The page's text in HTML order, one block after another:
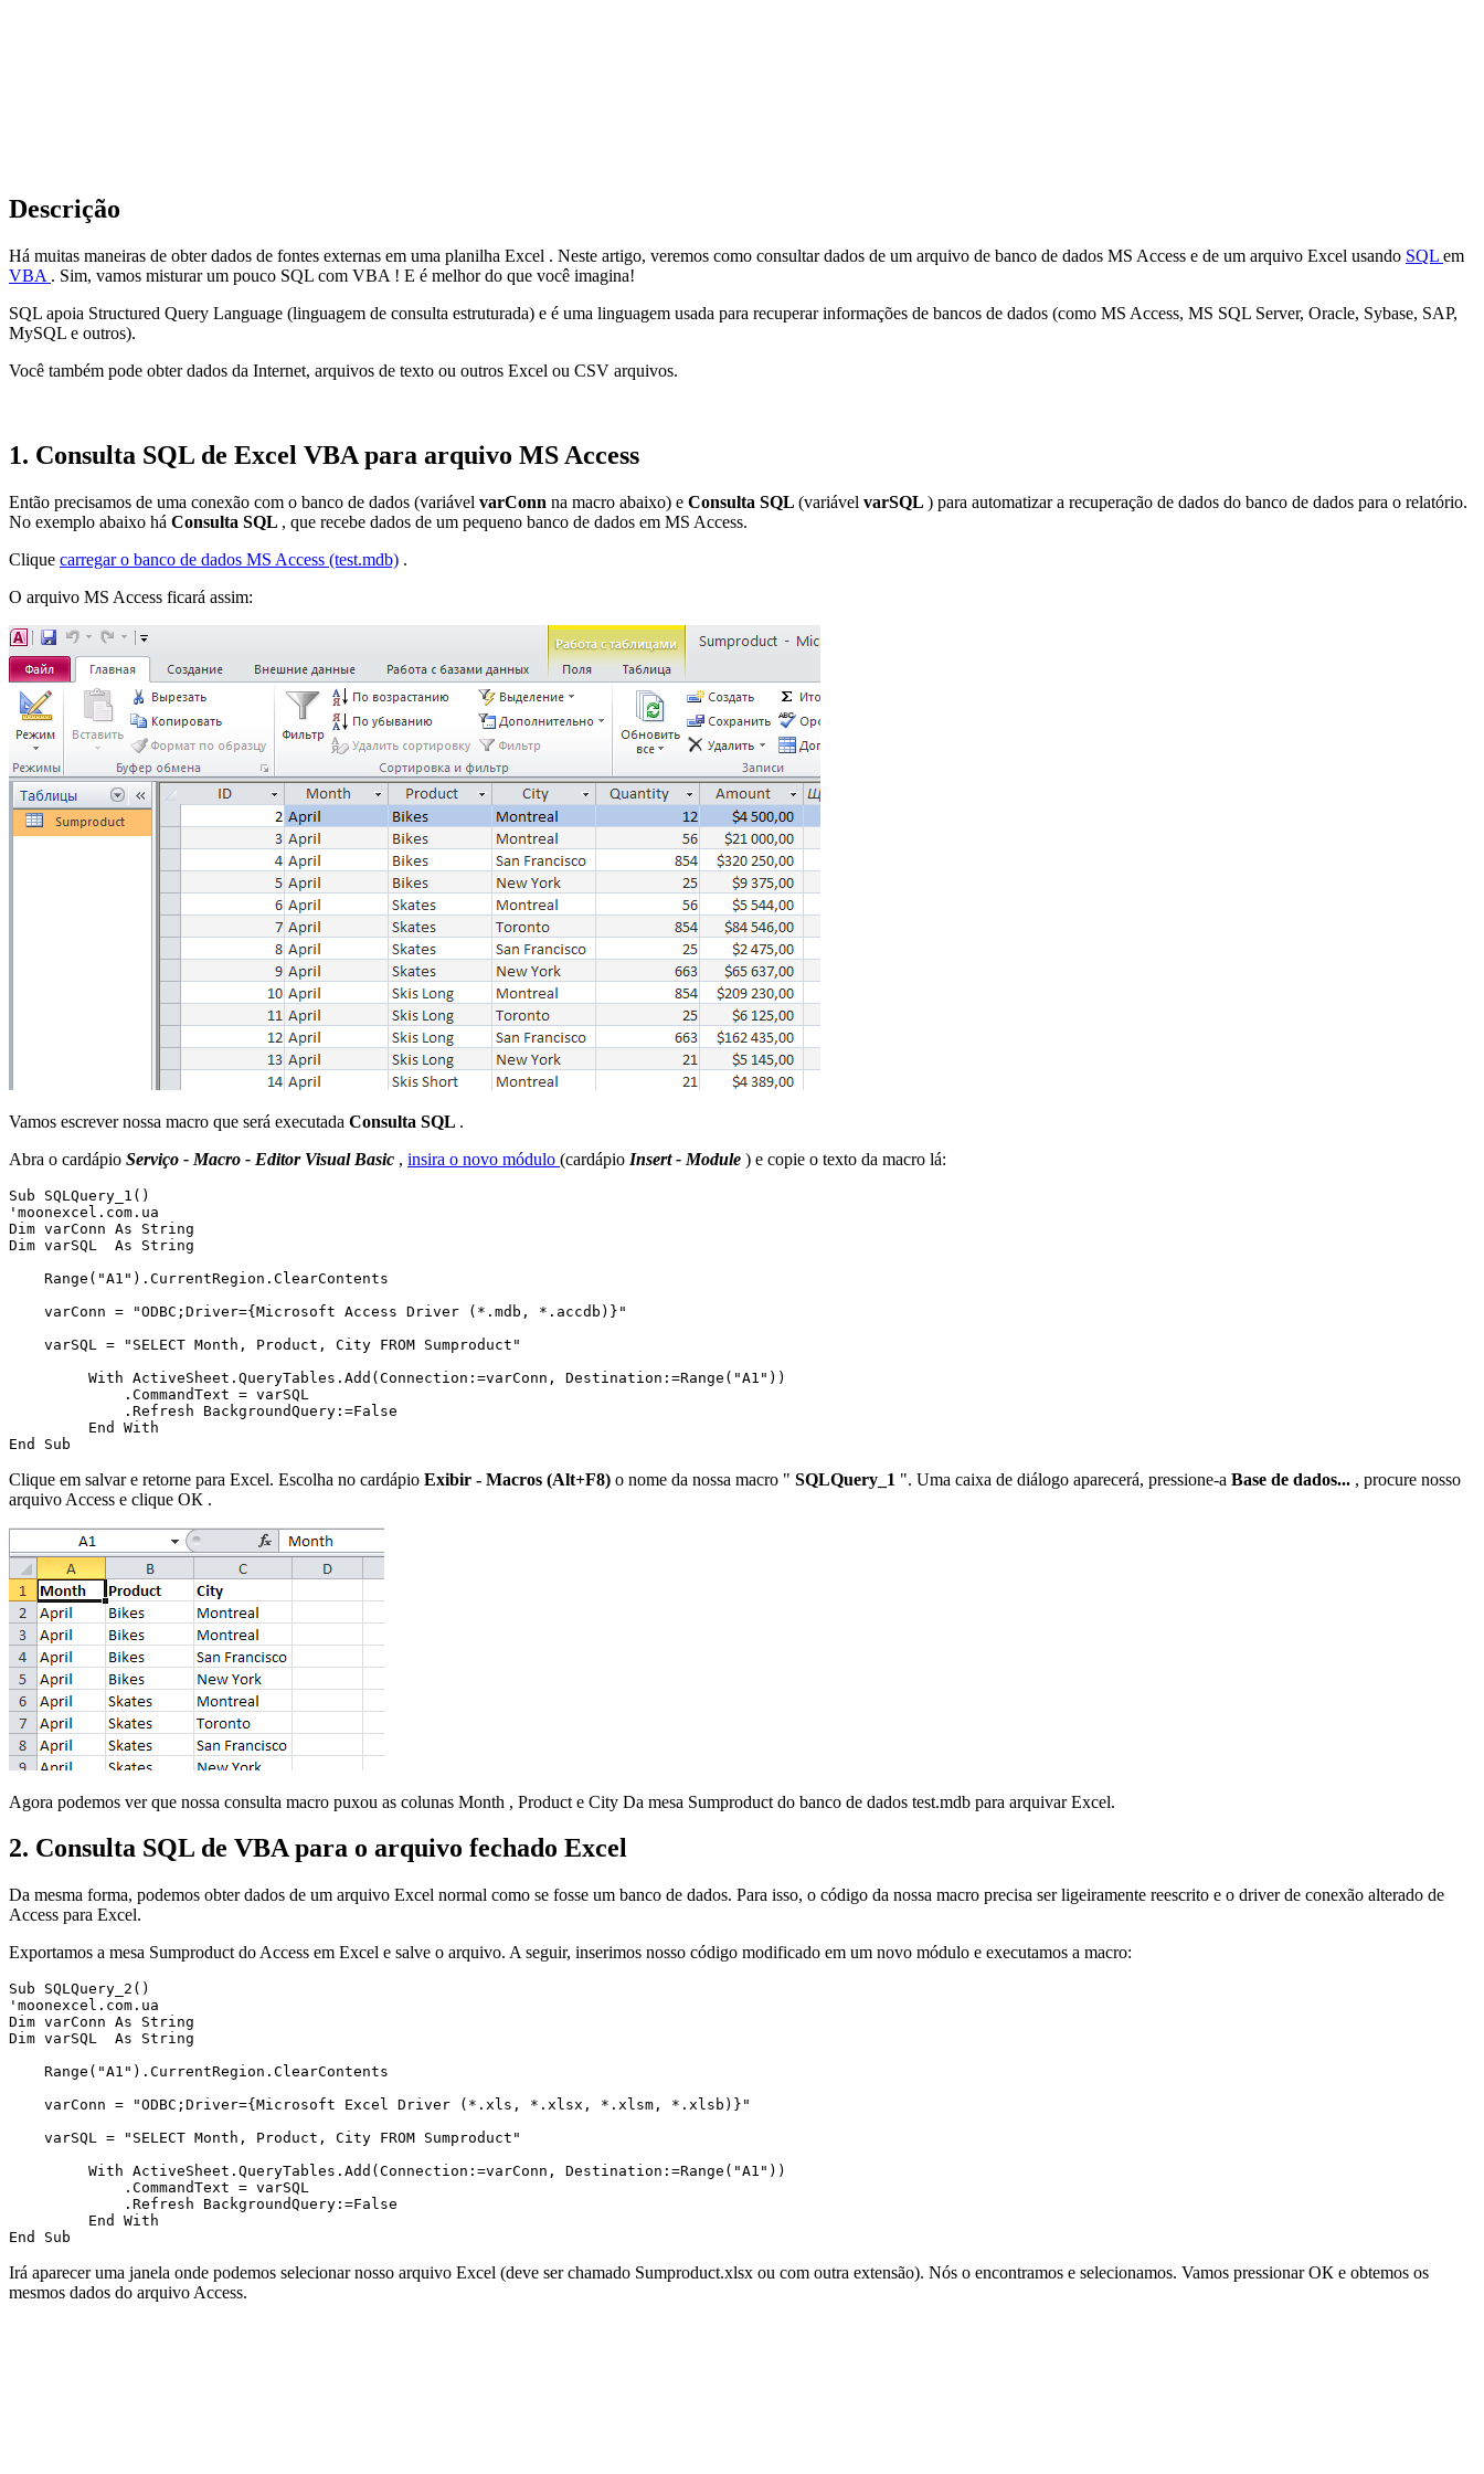
Descrição
Há muitas maneiras de obter dados de fontes externas em uma planilha Excel . Neste artigo, veremos como consultar dados de um arquivo de banco de dados MS Access e de um arquivo Excel usando SQL em
VBA . Sim, vamos misturar um pouco SQL com VBA ! E é melhor do que você imagina!
SQL apoia Structured Query Language (linguagem de consulta estruturada) e é uma linguagem usada para recuperar informações de bancos de dados (como MS Access, MS SQL Server, Oracle, Sybase, SAP,
MySQL e outros).
Você também pode obter dados da Internet, arquivos de texto ou outros Excel ou CSV arquivos.
1. Consulta SQL de Excel VBA para arquivo MS Access
Então precisamos de uma conexão com o banco de dados (variável varConn na macro abaixo) e Consulta SQL (variável varSQL ) para automatizar a recuperação de dados do banco de dados para o relatório.
No exemplo abaixo há Consulta SQL , que recebe dados de um pequeno banco de dados em MS Access.
Clique carregar o banco de dados MS Access (test.mdb) .
O arquivo MS Access ficará assim:
Vamos escrever nossa macro que será executada Consulta SQL .
Abra o cardápio Serviço - Macro - Editor Visual Basic , insira o novo módulo (cardápio Insert - Module ) e copie o texto da macro lá:
Sub SQLQuery_1()
'moonexcel.com.ua
Dim varConn As String
Dim varSQL  As String
    Range("A1").CurrentRegion.ClearContents
    varConn = "ODBC;Driver={Microsoft Access Driver (*.mdb, *.accdb)}"
    varSQL = "SELECT Month, Product, City FROM Sumproduct"
         With ActiveSheet.QueryTables.Add(Connection:=varConn, Destination:=Range("A1"))
             .CommandText = varSQL
             .Refresh BackgroundQuery:=False
         End With
Clique em salvar e retorne para Excel. Escolha no cardápio Exibir - Macros (Alt+F8) o nome da nossa macro " SQLQuery_1 ". Uma caixa de diálogo aparecerá, pressione-a Base de dados... , procure nosso
arquivo Access e clique ОК .
Agora podemos ver que nossa consulta macro puxou as colunas Month , Product e City Da mesa Sumproduct do banco de dados test.mdb para arquivar Excel.
2. Consulta SQL de VBA para o arquivo fechado Excel
Da mesma forma, podemos obter dados de um arquivo Excel normal como se fosse um banco de dados. Para isso, o código da nossa macro precisa ser ligeiramente reescrito e o driver de conexão alterado de
Access para Excel.
Exportamos a mesa Sumproduct do Access em Excel e salve o arquivo. A seguir, inserimos nosso código modificado em um novo módulo e executamos a macro:
Sub SQLQuery_2()
'moonexcel.com.ua
Dim varConn As String
Dim varSQL  As String
    Range("A1").CurrentRegion.ClearContents
    varConn = "ODBC;Driver={Microsoft Excel Driver (*.xls, *.xlsx, *.xlsm, *.xlsb)}"
    varSQL = "SELECT Month, Product, City FROM Sumproduct"
         With ActiveSheet.QueryTables.Add(Connection:=varConn, Destination:=Range("A1"))
             .CommandText = varSQL
             .Refresh BackgroundQuery:=False
         End With
Irá aparecer uma janela onde podemos selecionar nosso arquivo Excel (deve ser chamado Sumproduct.xlsx ou com outra extensão). Nós o encontramos e selecionamos. Vamos pressionarОК e obtemos os
mesmos dados do arquivo Access.